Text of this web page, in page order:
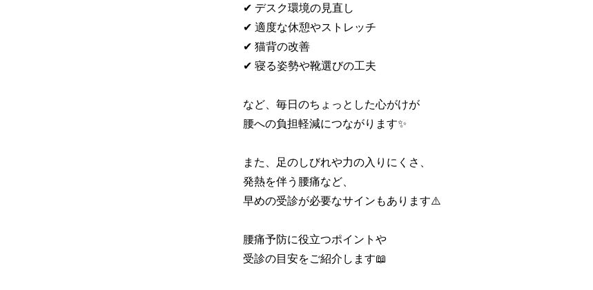
✔ デスク環境の見直し
✔ 適度な休憩やストレッチ
✔ 猫背の改善
✔ 寝る姿勢や靴選びの工夫
など、毎日のちょっとした心がけが
腰への負担軽減につながります✨
また、足のしびれや力の入りにくさ、
発熱を伴う腰痛など、
早めの受診が必要なサインもあります⚠️
腰痛予防に役立つポイントや
受診の目安をご紹介します📖